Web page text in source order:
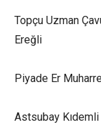
Topçu Uzman
Ereğli
Piyade Er
Astsubay